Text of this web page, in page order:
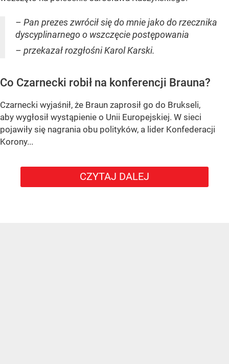
– Pan prezes zwrócił się do mnie jako do rzecznika
dyscyplinarnego o wszczęcie postępowania
– przekazał rozgłośni Karol Karski.
Co Czarnecki robił na konferencji Brauna?
Czarnecki wyjaśnił, że Braun zaprosił go do Brukseli,
aby wygłosił wystąpienie o Unii Europejskiej. W sieci
pojawiły się nagrania obu polityków, a lider Konfederacji
Korony...
CZYTAJ DALEJ